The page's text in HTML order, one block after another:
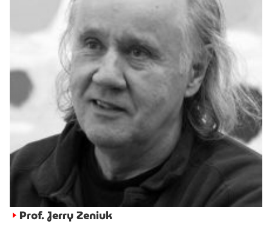
► Prof. Jerry Zeniuk